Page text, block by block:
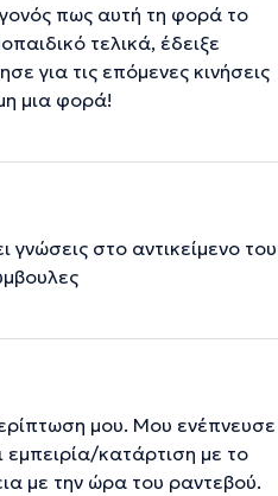
πως αυτή τη φορά το
τελικά, έδειξε
για τις επόμενες κινήσεις
μια φορά!
γνώσεις στο αντικείμενο του
μου. Μου ενέπνευσε
εμπειρία/κατάρτιση με το
με την ώρα του ραντεβού.